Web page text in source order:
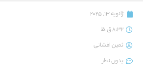
ژانویه 13, 2025
8:32 ق.ظ
ثمین افشانی
بدون نظر